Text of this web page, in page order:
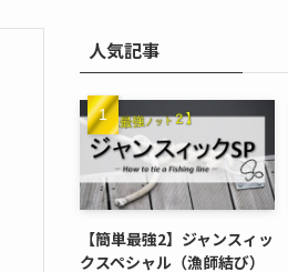
人気記事
【簡単最強2】ジャンスィッ
クスペシャル（漁師結び）